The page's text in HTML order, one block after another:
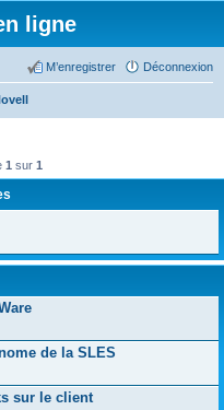
ligne
Déconnexion
M’enregistrer
1 sur 1
de la SLES
sur le client